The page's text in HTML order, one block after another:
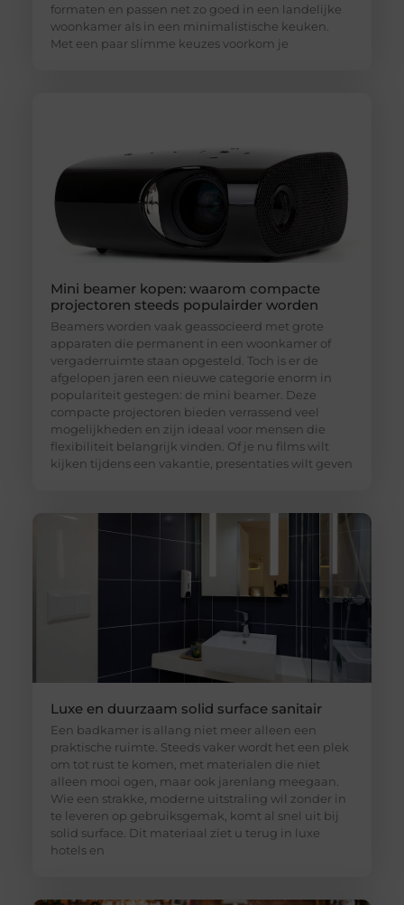
formaten en passen net zo goed in een landelijke
woonkamer als in een minimalistische keuken.
Met een paar slimme keuzes voorkom je
Mini beamer kopen: waarom compacte
projectoren steeds populairder worden
Beamers worden vaak geassocieerd met grote
apparaten die permanent in een woonkamer of
vergaderruimte staan opgesteld. Toch is er de
afgelopen jaren een nieuwe categorie enorm in
populariteit gestegen: de mini beamer. Deze
compacte projectoren bieden verrassend veel
mogelijkheden en zijn ideaal voor mensen die
flexibiliteit belangrijk vinden. Of je nu films wilt
kijken tijdens een vakantie, presentaties wilt geven
Luxe en duurzaam solid surface sanitair
Een badkamer is allang niet meer alleen een
praktische ruimte. Steeds vaker wordt het een plek
om tot rust te komen, met materialen die niet
alleen mooi ogen, maar ook jarenlang meegaan.
Wie een strakke, moderne uitstraling wil zonder in
te leveren op gebruiksgemak, komt al snel uit bij
solid surface. Dit materiaal ziet u terug in luxe
hotels en